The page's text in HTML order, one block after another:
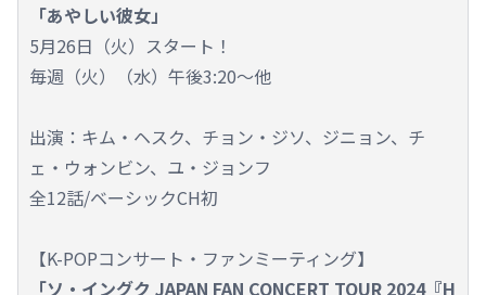
「あやしい彼女」
5月26日（火）スタート！
毎週（火）（水）午後3:20～他
出演：キム・ヘスク、チョン・ジソ、ジニョン、チ
ェ・ウォンビン、ユ・ジョンフ
全12話/ベーシックCH初
【K-POPコンサート・ファンミーティング】
「ソ・イングク JAPAN FAN CONCERT TOUR 2024『H